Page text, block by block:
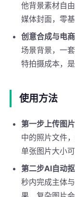
他背景素材自
媒体封面，零
创意合成与电商
场景背景，一
特拍摄成本，
使用方法
第一步上传图片
中的照片文件
单张图片大小
第二步AI自动抠
秒内完成主体